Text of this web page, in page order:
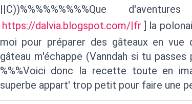
||C))%%%%%%%%%Que
https://dalvia.blogspot.com/|fr ] la
moi pour préparer des gâteaux en vue
gâteau m'échappe (Vanndah si tu
%%%Voici donc la recette toute en
superbe appart' trop petit pour faire une